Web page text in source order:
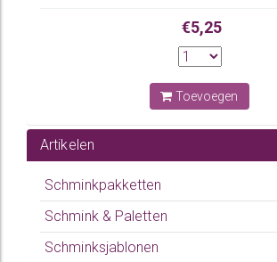
€5,25
Toevoegen
Artikelen
Schminkpakketten
Schmink & Paletten
Schminksjablonen